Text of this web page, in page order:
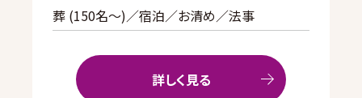
葬 (150名～)／宿泊／お清め／法事
詳しく見る